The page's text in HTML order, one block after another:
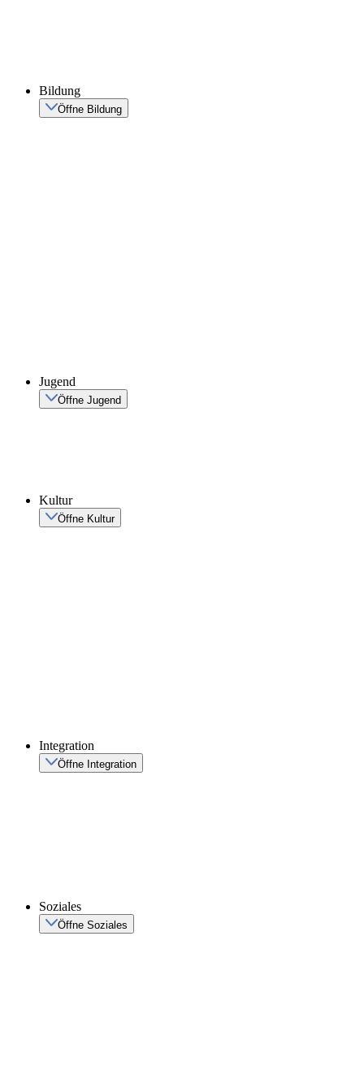
Bildung
Öffne Bildung
Jugend
Öffne Jugend
Kultur
Öffne Kultur
Integration
Öffne Integration
Soziales
Öffne Soziales